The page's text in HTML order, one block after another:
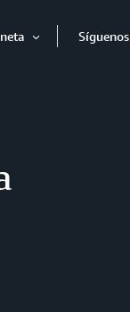
Expandir
Síguenos